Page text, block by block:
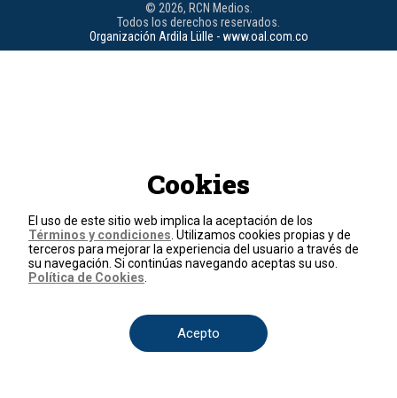
© 2026, RCN Medios.
Todos los derechos reservados.
Organización Ardila Lülle - www.oal.com.co
Cookies
El uso de este sitio web implica la aceptación de los
Términos y condiciones . Utilizamos cookies propias y de
terceros para mejorar la experiencia del usuario a través de
su navegación. Si continúas navegando aceptas su uso.
Política de Cookies
Acepto